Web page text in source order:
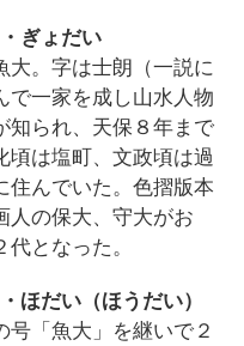
ぎょだい
大。字は士朗（一説に
で一家を成し山水人物
知られ、天保８年まで
頃は塩町、文政頃は過
住んでいた。色摺版本
人の保大、守大がお
となった。
ほだい（ほうだい）
「魚大」を継いで２